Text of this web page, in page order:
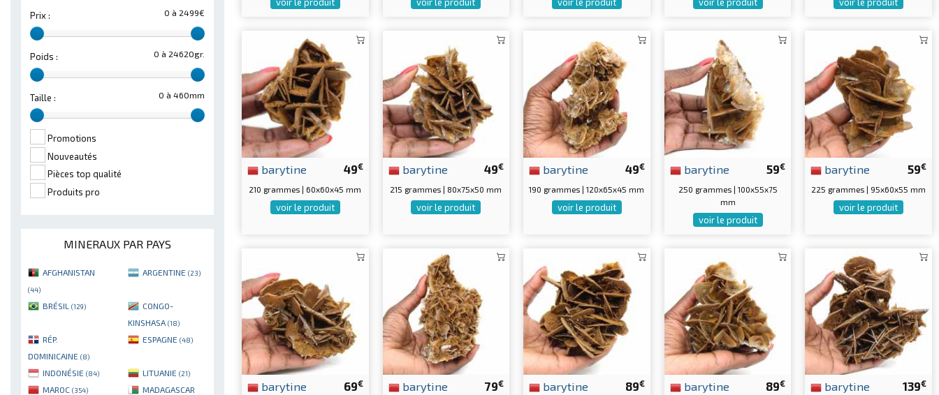
0 à 2499€
Prix :
0 à 24620gr.
Poids :
0 à 460mm
Taille :
Promotions
Nouveautés
Pièces top qualité
Produits pro
MINERAUX PAR PAYS
AFGHANISTAN
(44)
ARGENTINE (23)
BRÉSIL (129)
CONGO-
KINSHASA (18)
RÉP.
DOMINICAINE (8)
ESPAGNE (48)
INDONÉSIE (84) LITUANIE (21)
MAROC (354) MADAGASCAR
49€
barytine
210 grammes | 60x60x45 mm
voir le produit
49€
barytine
215 grammes | 80x75x50 mm
voir le produit
49€
barytine
190 grammes | 120x65x45 mm
voir le produit
59€
barytine
250 grammes | 100x55x75
mm
voir le produit
59€
barytine
225 grammes | 95x60x55 mm
voir le produit
69€
barytine 79€
barytine 89€
barytine 89€
barytine 139€
barytine